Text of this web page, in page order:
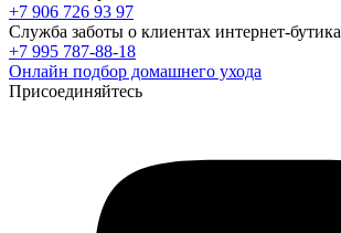
+7 906 726 93 97
Служба заботы о клиентах интернет-бутика
+7 995 787-88-18
Онлайн подбор домашнего ухода
Присоединяйтесь